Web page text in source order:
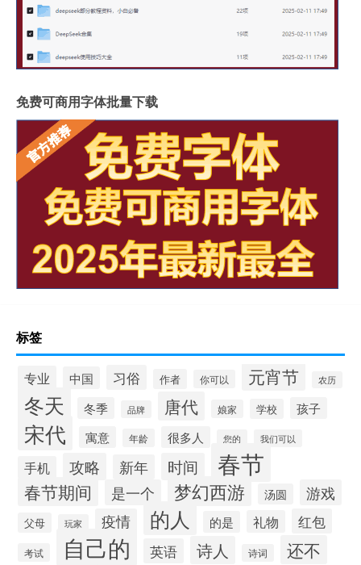
免费可商用字体批量下载
标签
专业 中国 习俗 作者 你可以 元宵节 农历
冬天 冬季 品牌 唐代 娘家 学校 孩子
宋代 寓意 年龄 很多人 您的 我们可以
手机 攻略 新年 时间 春节
春节期间 是一个 梦幻西游 汤圆 游戏
父母 玩家 疫情 的人 的是 礼物 红包
考试 自己的 英语 诗人 诗词 还不